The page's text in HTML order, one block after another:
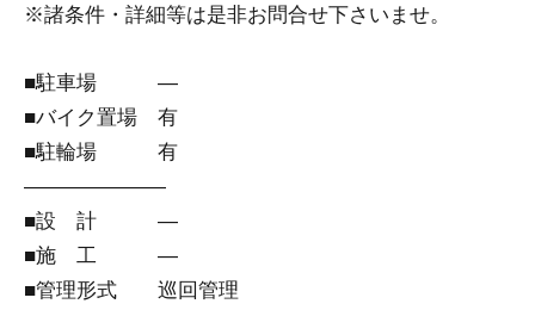
※諸条件・詳細等は是非お問合せ下さいませ。
■駐車場 ―
■バイク置場 有
■駐輪場 有
―――――――
■設 計 ―
■施 工 ―
■管理形式 巡回管理